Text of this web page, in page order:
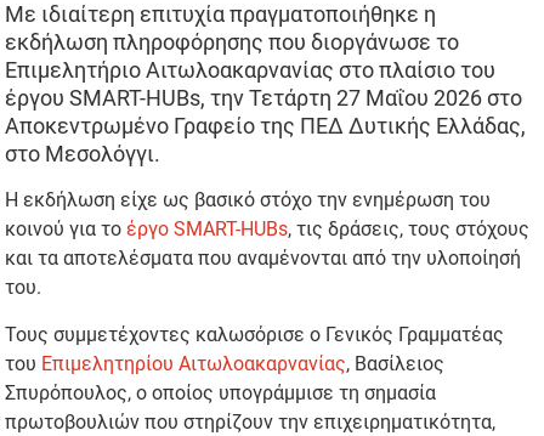
Με ιδιαίτερη επιτυχία πραγματοποιήθηκε η
εκδήλωση πληροφόρησης που διοργάνωσε το
Επιμελητήριο Αιτωλοακαρνανίας στο πλαίσιο του
έργου SMART-HUBs, την Τετάρτη 27 Μαΐου 2026 στο
Αποκεντρωμένο Γραφείο της ΠΕΔ Δυτικής Ελλάδας,
στο Μεσολόγγι.
Η εκδήλωση είχε ως βασικό στόχο την ενημέρωση του
κοινού για το έργο SMART-HUBs, τις δράσεις, τους στόχους
και τα αποτελέσματα που αναμένονται από την υλοποίησή
του.
Τους συμμετέχοντες καλωσόρισε ο Γενικός Γραμματέας
του Επιμελητηρίου Αιτωλοακαρνανίας, Βασίλειος
Σπυρόπουλος, ο οποίος υπογράμμισε τη σημασία
πρωτοβουλιών που στηρίζουν την επιχειρηματικότητα,